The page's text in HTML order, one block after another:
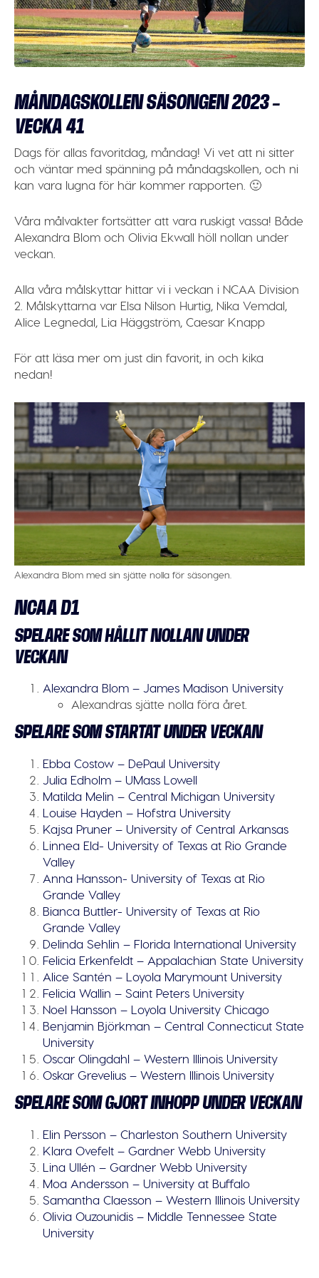
MÅNDAGSKOLLEN SÄSONGEN 2023 –
VECKA 41
Dags för allas favoritdag, måndag! Vi vet att ni sitter
och väntar med spänning på måndagskollen, och ni
kan vara lugna för här kommer rapporten. 🙂
Våra målvakter fortsätter att vara ruskigt vassa! Både
Alexandra Blom och Olivia Ekwall höll nollan under
veckan.
Alla våra målskyttar hittar vi i veckan i NCAA Division
2. Målskyttarna var Elsa Nilson Hurtig, Nika Vemdal,
Alice Legnedal, Lia Häggström, Caesar Knapp
För att läsa mer om just din favorit, in och kika
nedan!
Alexandra Blom med sin sjätte nolla för säsongen.
NCAA D1
SPELARE SOM HÅLLIT NOLLAN UNDER
VECKAN
Alexandra Blom – James Madison University
Alexandras sjätte nolla föra året.
SPELARE SOM STARTAT UNDER VECKAN
Ebba Costow – DePaul University
Julia Edholm – UMass Lowell
Matilda Melin – Central Michigan University
Louise Hayden – Hofstra University
Kajsa Pruner – University of Central Arkansas
Linnea Eld- University of Texas at Rio Grande
Valley
Anna Hansson- University of Texas at Rio
Grande Valley
Bianca Buttler- University of Texas at Rio
Grande Valley
Delinda Sehlin – Florida International University
Felicia Erkenfeldt – Appalachian State University
Alice Santén – Loyola Marymount University
Felicia Wallin – Saint Peters University
Noel Hansson – Loyola University Chicago
Benjamin Björkman – Central Connecticut State
University
Oscar Olingdahl – Western Illinois University
Oskar Grevelius – Western Illinois University
SPELARE SOM GJORT INHOPP UNDER VECKAN
Elin Persson – Charleston Southern University
Klara Ovefelt – Gardner Webb University
Lina Ullén – Gardner Webb University
Moa Andersson – University at Buffalo
Samantha Claesson – Western Illinois University
Olivia Ouzounidis – Middle Tennessee State
University